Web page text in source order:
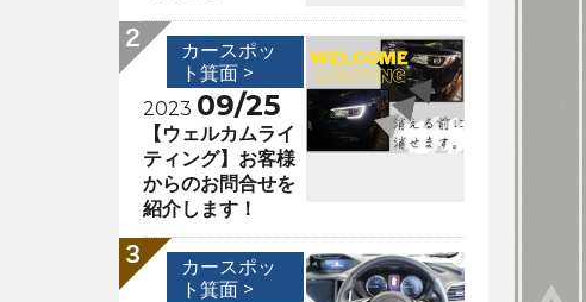
カースポッ
ト箕面 >
2023 09/25
【ウェルカムライ
ティング】お客様
からのお問合せを
紹介します！
カースポッ
ト箕面 >